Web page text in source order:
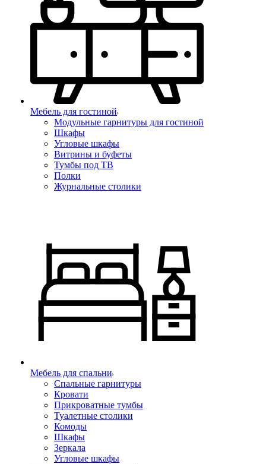
Мебель для гостиной
Модульные гарнитуры для гостиной
Шкафы
Угловые шкафы
Витрины и буфеты
Тумбы под ТВ
Полки
Журнальные столики
Мебель для спальни
Спальные гарнитуры
Кровати
Прикроватные тумбы
Туалетные столики
Комоды
Шкафы
Зеркала
Угловые шкафы